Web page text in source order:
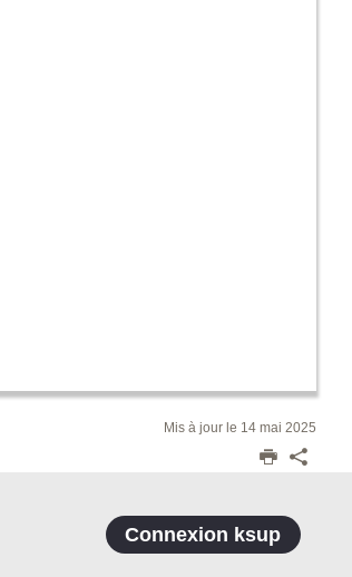
Mis à jour le 14 mai 2025
Connexion ksup